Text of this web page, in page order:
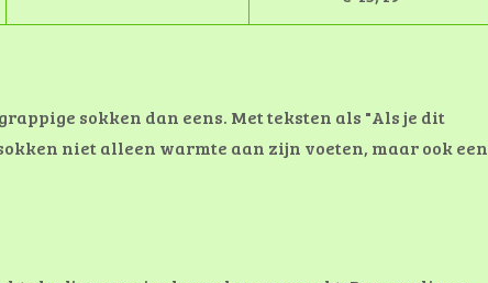
sokken dan eens. Met teksten als "Als je dit
niet alleen warmte aan zijn voeten, maar ook een